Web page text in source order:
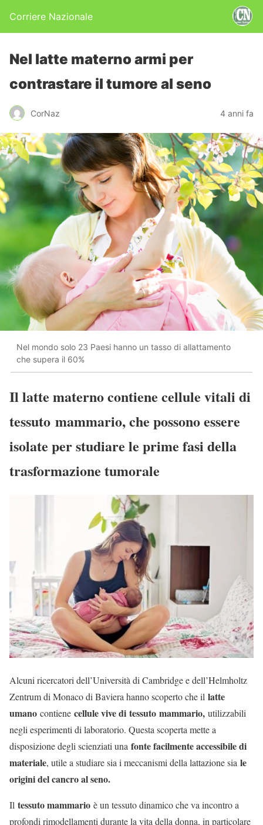
Corriere Nazionale
Nel latte materno armi per
contrastare il tumore al seno
CorNaz 4 anni fa
Nel mondo solo 23 Paesi hanno un tasso di allattamento
che supera il 60%
Il latte materno contiene cellule vitali di
tessuto mammario, che possono essere
isolate per studiare le prime fasi della
trasformazione tumorale
Alcuni ricercatori dell’Università di Cambridge e dell’Helmholtz
Zentrum di Monaco di Baviera hanno scoperto che il latte
umano contiene cellule vive di tessuto mammario, utilizzabili
negli esperimenti di laboratorio. Questa scoperta mette a
disposizione degli scienziati una fonte facilmente accessibile di
materiale, utile a studiare sia i meccanismi della lattazione sia le
origini del cancro al seno.
Il tessuto mammario è un tessuto dinamico che va incontro a
profondi rimodellamenti durante la vita della donna, in particolare